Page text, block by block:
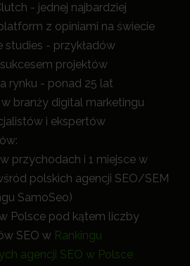
- jednej najbardziej
z opiniami na świecie
studies - przykładów
projektów
rynku - ponad 25 lat
branży digital marketingu
i ekspertów
przychodach i 1 miejsce w
polskich agencji SEO/SEM
SamoSeo)
Polsce pod kątem liczby
SEO w Rankingu
agencji SEO w Polsce